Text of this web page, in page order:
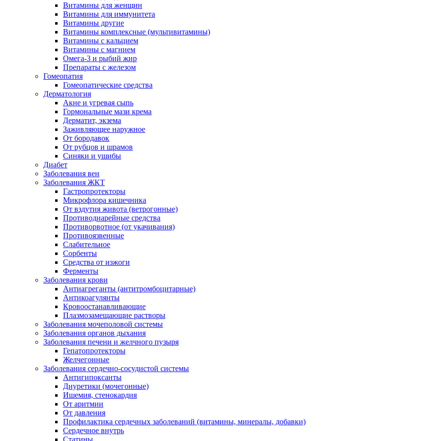
Витамины для женщин
Витамины для иммунитета
Витамины другие
Витамины комплексные (мультивитамины)
Витамины с кальцием
Витамины с магнием
Омега-3 и рыбий жир
Препараты с железом
Гомеопатия
Гомеопатические средства
Дерматология
Акне и угревая сыпь
Гормональные мази крема
Дерматит, экзема
Заживляющее наружное
От бородавок
От рубцов и шрамов
Синяки и ушибы
Диабет
Заболевания вен
Заболевания ЖКТ
Гастропротекторы
Микрофлора кишечника
От вздутия живота (ветрогонные)
Противодиарейные средства
Противорвотное (от укачивания)
Противоязвенные
Слабительное
Сорбенты
Средства от изжоги
Ферменты
Заболевания крови
Антиагреганты (антитромбоцитарные)
Антикоагулянты
Кровоостанавливающие
Плазмозамещающие растворы
Заболевания мочеполовой системы
Заболевания органов дыхания
Заболевания печени и желчного пузыря
Гепатопротекторы
Желчегонные
Заболевания сердечно-сосудистой системы
Антигипоксанты
Диуретики (мочегонные)
Ишемия, стенокардия
От аритмии
От давления
Профилактика сердечных заболеваний (витамины, минералы, добавки)
Сердечное внутрь
Статины